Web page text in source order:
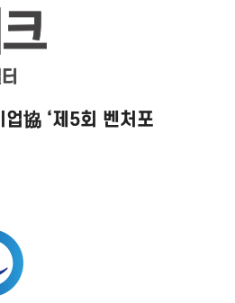
協 ‘제5회 벤처포